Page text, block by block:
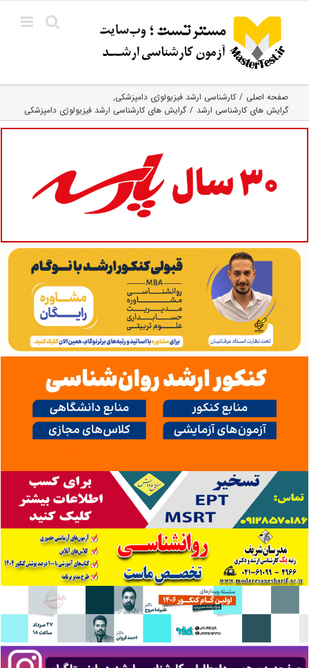
content
صفحه اصلی
کارشناسی ارشد فیزیولوژی دامپزشکی
گرایش های کارشناسی ارشد
گرایش های کارشناسی ارشد فیزیولوژی دامپزشکی